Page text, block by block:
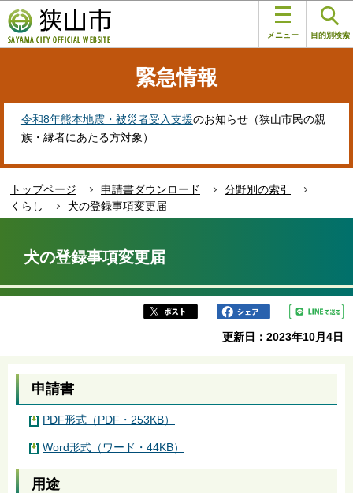
の
ペ
す
メニュー 目的別検索
緊急情報
令和8年熊本地震・被災者受入支援のお知らせ（狭山市民の親
族・縁者にあたる方対象）
トップページ 申請書ダウンロード
分野別の索引
くらし
犬の登録事項変更届
か
犬の登録事項変更届
更新日：2023年10月4日
申請書
PDF形式（PDF・253KB）
Word形式（ワード・44KB）
用途